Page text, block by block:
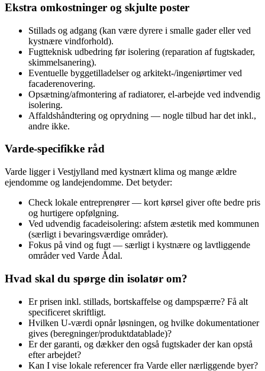
Ekstra omkostninger og skjulte poster
Stillads og adgang (kan være dyrere i smalle gader eller ved
kystnære vindforhold).
Fugtteknisk udbedring før isolering (reparation af fugtskader,
skimmelsanering).
Eventuelle byggetilladelser og arkitekt-/ingeniørtimer ved
facaderenovering.
Opsætning/afmontering af radiatorer, el-arbejde ved indvendig
isolering.
Affaldshåndtering og oprydning — nogle tilbud har det inkl.,
andre ikke.
Varde-specifikke råd
Varde ligger i Vestjylland med kystnært klima og mange ældre
ejendomme og landejendomme. Det betyder:
Check lokale entreprenører — kort kørsel giver ofte bedre pris
og hurtigere opfølgning.
Ved udvendig facadeisolering: afstem æstetik med kommunen
(særligt i bevaringsværdige områder).
Fokus på vind og fugt — særligt i kystnære og lavtliggende
områder ved Varde Ådal.
Hvad skal du spørge din isolatør om?
Er prisen inkl. stillads, bortskaffelse og dampspærre? Få alt
specificeret skriftligt.
Hvilken U‑værdi opnår løsningen, og hvilke dokumentationer
gives (beregninger/produktdatablade)?
Er der garanti, og dækker den også fugtskader der kan opstå
efter arbejdet?
Kan I vise lokale referencer fra Varde eller nærliggende byer?